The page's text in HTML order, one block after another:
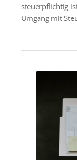
steuerpflichtig
Umgang mit